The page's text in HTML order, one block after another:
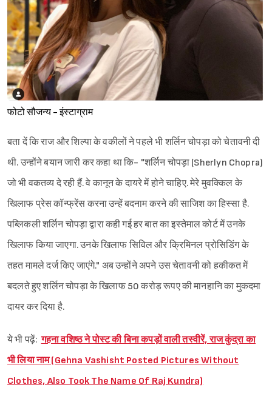
फोटो सौजन्य - इंस्टाग्राम
बता दें कि राज और शिल्पा के वकीलों ने पहले भी शर्लिन चोपड़ा को चेतावनी दी
थी. उन्होंने बयान जारी कर कहा था कि- "शर्लिन चोपड़ा (Sherlyn Chopra)
जो भी वकतव्य दे रही हैं. वे कानून के दायरे में होने चाहिए. मेरे मुवक्किल के
खिलाफ प्रेस कॉन्फ्रेंस करना उन्हें बदनाम करने की साजिश का हिस्सा है.
पब्लिकली शर्लिन चोपड़ा द्वारा कही गई हर बात का इस्तेमाल कोर्ट में उनके
खिलाफ किया जाएगा. उनके खिलाफ सिविल और क्रिमिनल प्रोसिडिंग के
तहत मामले दर्ज किए जाएंगे." अब उन्होंने अपने उस चेतावनी को हकीकत में
बदलते हुए शर्लिन चोपड़ा के खिलाफ 50 करोड़ रूपए की मानहानि का मुकदमा
दायर कर दिया है.
ये भी पढ़ें:गहना वशिष्ठ ने पोस्ट की बिना कपड़ों वाली तस्वीरें, राज कुंद्रा का
भी लिया नाम (Gehna Vashisht Posted Pictures Without
Clothes, Also Took The Name Of Raj Kundra)